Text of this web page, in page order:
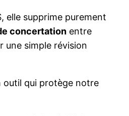
elle supprime purement
concertation entre
une simple révision
outil qui protège notre